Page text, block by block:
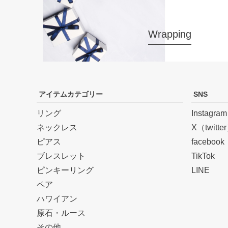
Wrapping
アイテムカテゴリー
リング
ネックレス
ピアス
ブレスレット
ピンキーリング
ペア
ハワイアン
原石・ルース
SNS
Instagram
X（
facebook
TikTok
LINE